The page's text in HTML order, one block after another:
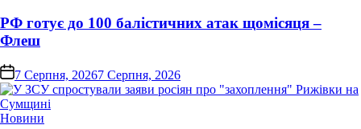
РФ готує до 100 балістичних атак щомісяця –
Флеш
on 7 Серпня, 20267 Серпня, 2026
Опублікувати
Новини